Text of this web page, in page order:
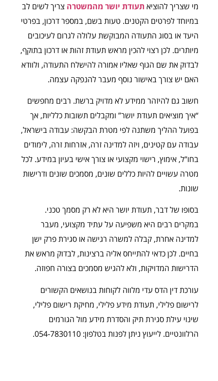
מי שצריך להוציא תעודת יושר מהמשטרה צריך לשים לב
במיוחד לפרטים הקטנים. טעות בשם, במספר דרכון, בפרטי
היעד או בסוג התעודה המבוקשת עלולה לגרום לעיכובים
מיותרים. לכן רצוי להכין מראש תעודת זהות או דרכון בתוקף,
לבדוק את שם הגוף שאליו אמורה להישלח התעודה, ולוודא
האם יש צורך באישור נוסף מעבר להנפקה עצמה.
חשוב גם להיזהר ממידע לא מדויק ברשת. רבים מחפשים
“איך מוציאים תעודת יושר” ומקבלים תשובות כלליות, אך
בפועל ההליך משתנה לפי מטרת הבקשה: עבודה בישראל,
עבודה עם קטינים, ויזה למדינה זרה, אזרחות זרה, לימודים
בחו”ל, אימוץ, רישוי מקצועי או צורך אישי בעיון במידע. לכל
מטרה עשויים להיות כללים שונים, מסמכים שונים ודרישות
שונות.
בסופו של דבר, תעודת יושר היא לא רק מסמך טכני.
במקרים רבים היא משפיעה על עתיד מקצועי, מעבר
למדינה אחרת, קבלה למשרה רגישה או סגירת פרק ישן
בחיים. לכן כדאי להתייחס אליה ברצינות, לבדוק מראש את
הדרישות המדויקות, ולא להגיש מסמכים בצורה חפוזה.
עורכת דין הדס עדי מלווה לקוחות בנושאים הקשורים
לרישום פלילי, תעודת מידע פלילי, מחיקת רישום פלילי,
שינוי עילת סגירת תיק והסדרת מידע מול הגורמים
הרלוונטיים. לייעוץ ניתן לפנות בטלפון: 054-7830110.